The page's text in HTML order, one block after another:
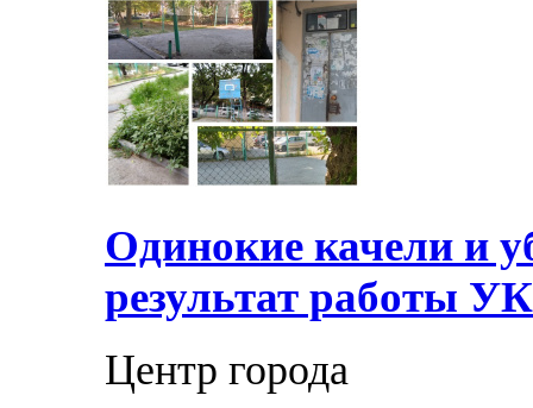
Одинокие качели и
результат работы
Центр города